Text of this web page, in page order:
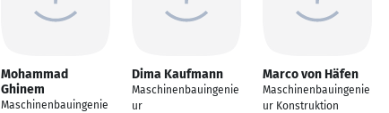
Mohammad
Ghinem
Maschinenbauingenie
Dima Kaufmann
Maschinenbauingenie
ur
Marco von Häfen
Maschinenbauingenie
ur Konstruktion